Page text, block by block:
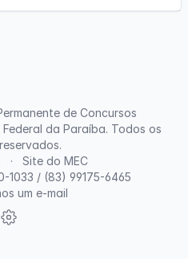
Site do MEC
1033 / (83) 99175-6465
um e-mail
de Concursos
da Paraíba. Todos os